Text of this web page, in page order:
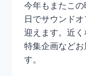
今年もまたこ
日でサウンド
迎えます。近
特集企画など
す。